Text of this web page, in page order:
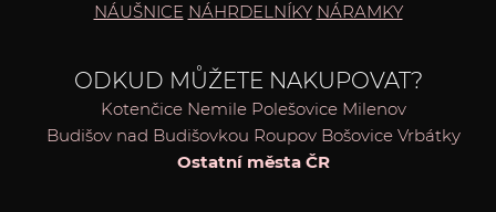
NÁUŠNICE NÁHRDELNÍKY NÁRAMKY
ODKUD MŮŽETE NAKUPOVAT?
Kotenčice Nemile Polešovice Milenov
Budišov nad Budišovkou Roupov Bošovice Vrbátky
Ostatní města ČR